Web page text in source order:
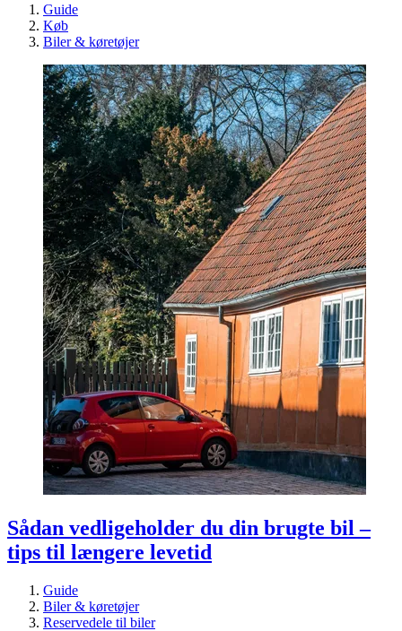
Guide
Køb
Biler & køretøjer
Sådan vedligeholder du din brugte bil –
tips til længere levetid
Guide
Biler & køretøjer
Reservedele til biler